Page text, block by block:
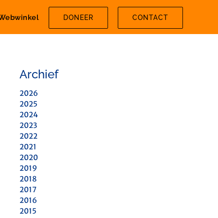
DONEER CONTACT
Archief
2026
2025
2024
2023
2022
2021
2020
2019
2018
2017
2016
2015